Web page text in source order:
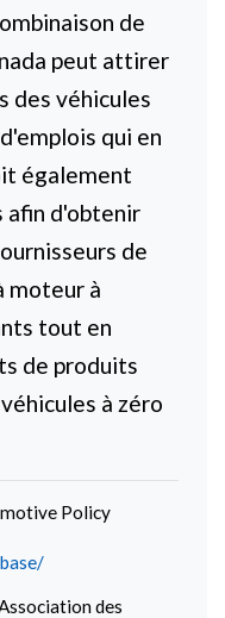
de
peut attirer
des véhicules
qui en
également
afin d'obtenir
de
moteur à
tout en
de produits
à zéro
Policy
des